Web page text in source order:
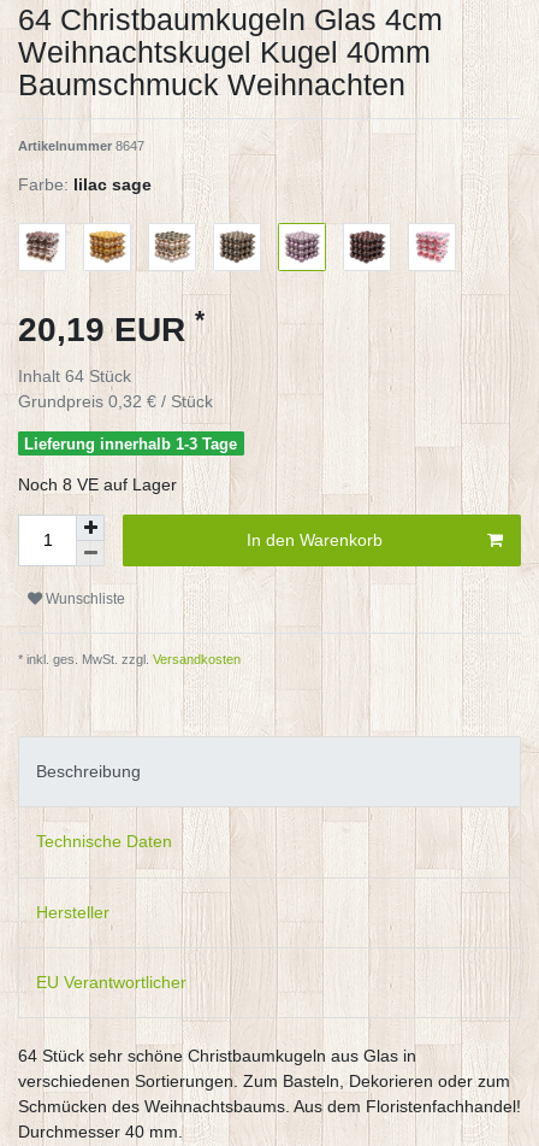
64 Christbaumkugeln Glas 4cm
Weihnachtskugel Kugel 40mm
Baumschmuck Weihnachten
Artikelnummer 8647
Farbe: lilac sage
20,19 EUR *
Inhalt 64 Stück
Grundpreis 0,32 € / Stück
Lieferung innerhalb 1-3 Tage
Noch 8 VE auf Lager
In den Warenkorb
Wunschliste
* inkl. ges. MwSt. zzgl. Versandkosten
Beschreibung
Technische Daten
Hersteller
EU Verantwortlicher
64 Stück sehr schöne Christbaumkugeln aus Glas in
verschiedenen Sortierungen. Zum Basteln, Dekorieren oder zum
Schmücken des Weihnachtsbaums. Aus dem Floristenfachhandel!
Durchmesser 40 mm.